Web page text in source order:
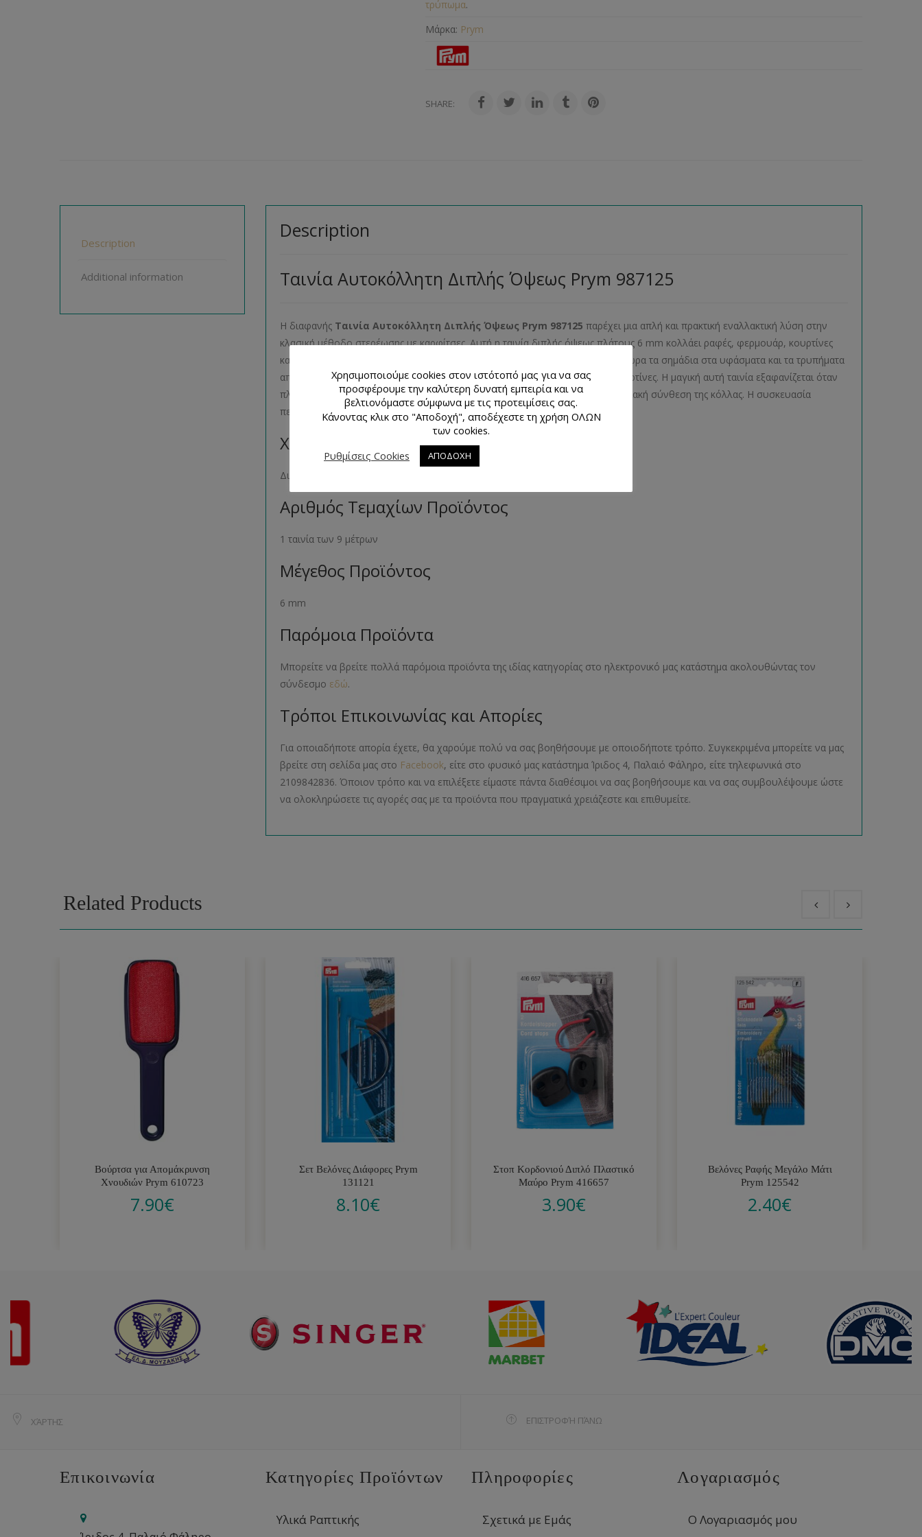
τρύπωμα.
Μάρκα: Prym
SHARE:
Description
Additional information
Description
Ταινία Αυτοκόλλητη Διπλής Όψεως Prym 987125
Η διαφανής Ταινία Αυτοκόλλητη Διπλής Όψεως Prym 987125 παρέχει μια απλή και πρακτική εναλλακτική λύση στην
κλασική μέθοδο στερέωσης με καρφίτσες. Αυτή η ταινία διπλής όψεως πλάτους 6 mm κολλάει ραφές, φερμουάρ, κουρτίνες
και οτιδήποτε άλλο πρέπει να κολληθεί προσωρινά ή να τρυπωθεί. Ξεχάστε τώρα τα σημάδια στα υφάσματα και τα τρυπήματα
από τις καρφίτσες. Είναι ιδανική για τα στριφώματα στα παντελόνια και τις κουρτίνες. Η μαγική αυτή ταινία εξαφανίζεται όταν
πλυθεί χωρίς να αφήνει κανένα υπόλειμμα στο ύφασμα χάρη στην πρωτοποριακή σύνθεση της κόλλας. Η συσκευασία
περιέχει ένα ρολό των 9 μέτρων και το φάρδος της είναι 6 χιλιοστά.
Χρώμα Προϊόντος
Διάφανο
Αριθμός Τεμαχίων Προϊόντος
1 ταινία των 9 μέτρων
Μέγεθος Προϊόντος
6 mm
Παρόμοια Προϊόντα
Μπορείτε να βρείτε πολλά παρόμοια προϊόντα της ιδίας κατηγορίας στο ηλεκτρονικό μας κατάστημα ακολουθώντας τον
σύνδεσμο εδώ.
Τρόποι Επικοινωνίας και Απορίες
Για οποιαδήποτε απορία έχετε, θα χαρούμε πολύ να σας βοηθήσουμε με οποιοδήποτε τρόπο. Συγκεκριμένα μπορείτε να μας
βρείτε στη σελίδα μας στο Facebook, είτε στο φυσικό μας κατάστημα Ίριδος 4, Παλαιό Φάληρο, είτε τηλεφωνικά στο
2109842836. Όποιον τρόπο και να επιλέξετε είμαστε πάντα διαθέσιμοι να σας βοηθήσουμε και να σας συμβουλέψουμε ώστε
να ολοκληρώσετε τις αγορές σας με τα προϊόντα που πραγματικά χρειάζεστε και επιθυμείτε.
Related Products
Βούρτσα για Απομάκρυνση
Χνουδιών Prym 610723
7.90€
Σετ Βελόνες Διάφορες Prym
131121
8.10€
Στοπ Κορδονιού Διπλό Πλαστικό
Μαύρο Prym 416657
3.90€
Βελόνες Ραφής Μεγάλο Μάτι
Prym 125542
2.40€
ΧΆΡΤΗΣ ΕΠΙΣΤΡΟΦΉ ΠΆΝΩ
Επικοινωνία Κατηγορίες Προϊόντων
Υλικά Ραπτικής
Πληροφορίες
Σχετικά με Εμάς
Λογαριασμός
Ο Λογαριασμός μου
Χρησιμοποιούμε cookies στον ιστότοπό μας για να σας
προσφέρουμε την καλύτερη δυνατή εμπειρία και να
βελτιονόμαστε σύμφωνα με τις προτειμίσεις σας.
Κάνοντας κλικ στο "Αποδοχή", αποδέχεστε τη χρήση ΟΛΩΝ
των cookies.
Ρυθμίσεις Cookies
ΑΠΟΔΟΧΗ